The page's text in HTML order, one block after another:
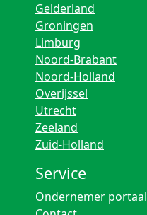
Gelderland
Groningen
Limburg
Noord-Brabant
Noord-Holland
Overijssel
Utrecht
Zeeland
Zuid-Holland
Service
Ondernemer portaal